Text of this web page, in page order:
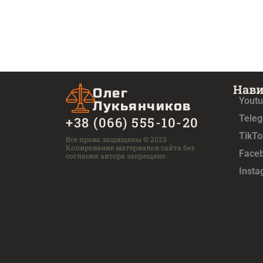
Олег
Лукьянчиков
+38 (066) 555-10-20
Все права защищены © 2023
Копирование материалов сайта без
согласия автора запрещено.